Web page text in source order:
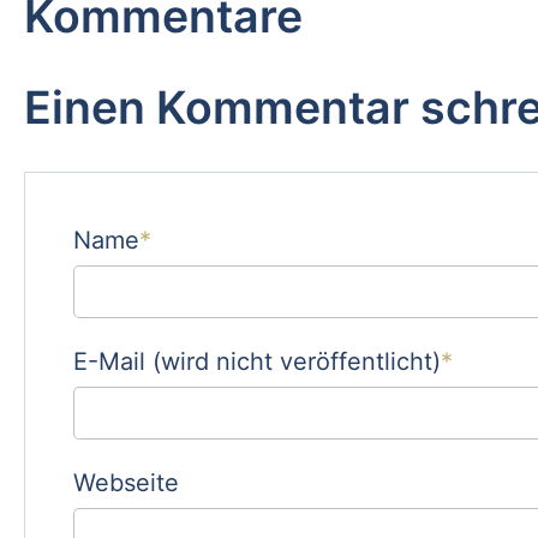
Kommentare
Einen Kommentar
Pflichtfeld
Name*
Pflichtfeld
E-Mail (wird nicht veröffentlicht)*
Webseite